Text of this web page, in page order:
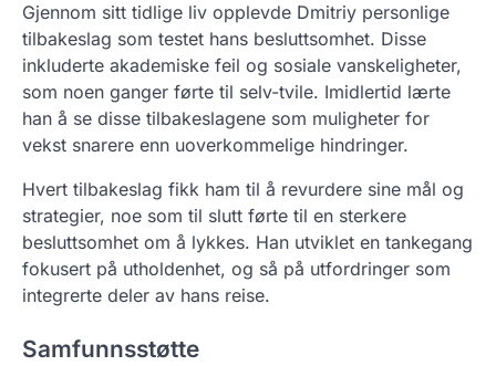
Gjennom sitt tidlige liv opplevde Dmitriy personlige
tilbakeslag som testet hans besluttsomhet. Disse
inkluderte akademiske feil og sosiale vanskeligheter,
som noen ganger førte til selv-tvile. Imidlertid lærte
han å se disse tilbakeslagene som muligheter for
vekst snarere enn uoverkommelige hindringer.
Hvert tilbakeslag fikk ham til å revurdere sine mål og
strategier, noe som til slutt førte til en sterkere
besluttsomhet om å lykkes. Han utviklet en tankegang
fokusert på utholdenhet, og så på utfordringer som
integrerte deler av hans reise.
Samfunnsstøtte